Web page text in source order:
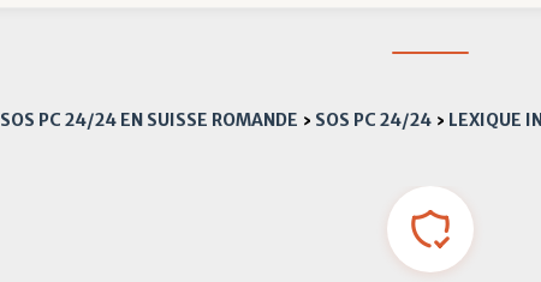
SOS PC 24/24 EN SUISSE ROMANDE › SOS PC 24/24 › LEXIQUE